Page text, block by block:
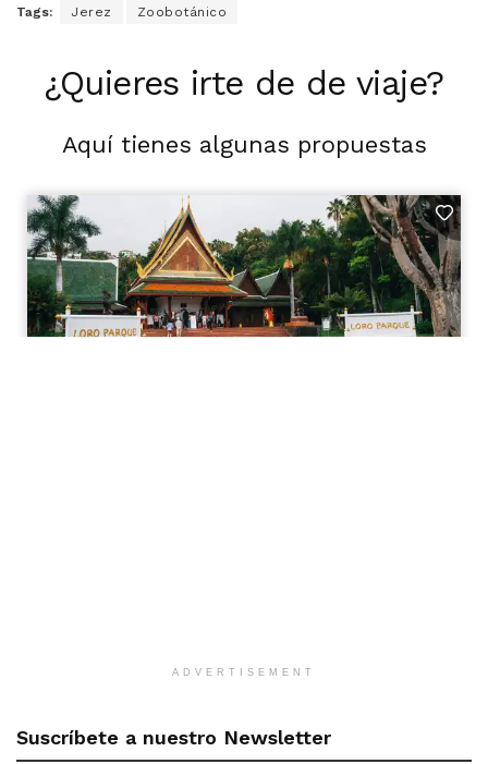
Tags: Jerez Zoobotánico
¿Quieres irte de de viaje?
Aquí tienes algunas propuestas
ADVERTISEMENT
Suscríbete a nuestro Newsletter